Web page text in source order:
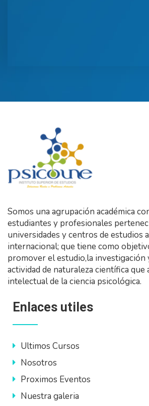
Somos una agrupación académica
estudiantes y profesionales
universidades y centros de estudios
internacional; que tiene como
promover el estudio,la investigación
actividad de naturaleza científica que
intelectual de la ciencia psicológica.
Enlaces utiles
Ultimos Cursos
Nosotros
Proximos Eventos
Nuestra galeria